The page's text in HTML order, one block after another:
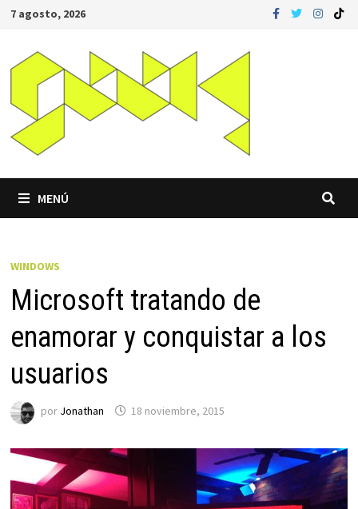
Saltar
contenido
7 agosto, 2026
MENÚ
WINDOWS
Microsoft tratando de
enamorar y conquistar a los
usuarios
por Jonathan 18 noviembre, 2015